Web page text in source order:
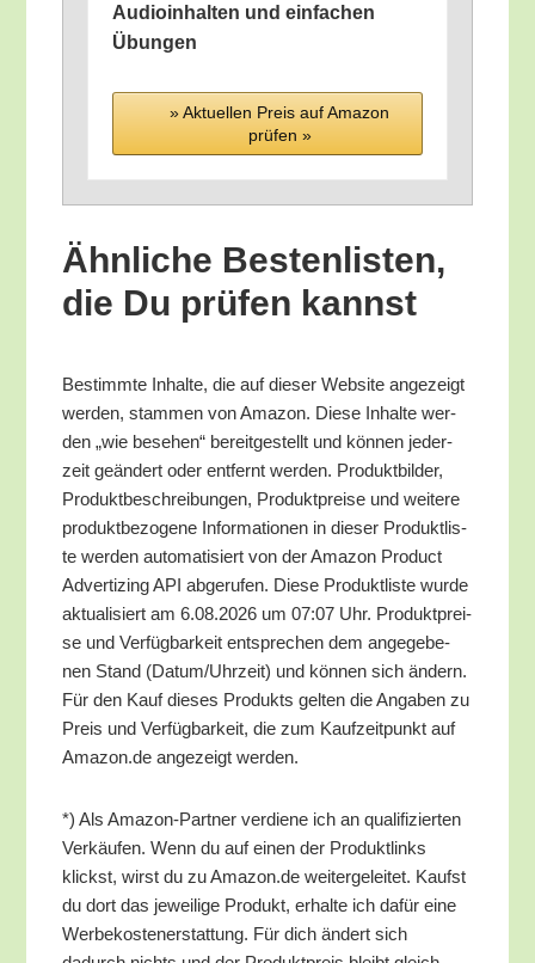
Audio­in­hal­ten und ein­fa­chen
Übungen
» Aktu­el­len Preis auf Ama­zon
prü­fen »
Ähn­li­che Bes­ten­lis­ten,
die Du prü­fen kannst
Bestimm­te Inhal­te, die auf die­ser Web­site ange­zeigt
wer­den, stam­men von Ama­zon. Die­se Inhal­te wer­
den „wie bese­hen“ bereit­ge­stellt und kön­nen jeder­
zeit geän­dert oder ent­fernt wer­den. Pro­dukt­bil­der,
Pro­dukt­be­schrei­bun­gen, Pro­dukt­prei­se und wei­te­re
pro­dukt­be­zo­ge­ne Infor­ma­tio­nen in die­ser Pro­dukt­lis­
te wer­den auto­ma­ti­siert von der Ama­zon Pro­duct
Adver­tiz­ing API abge­ru­fen. Die­se Pro­dukt­lis­te wur­de
aktua­li­siert am 6.08.2026 um 07:07 Uhr. Pro­dukt­prei­
se und Ver­füg­bar­keit ent­spre­chen dem ange­ge­be­
nen Stand (Datum/​Uhrzeit) und kön­nen sich ändern.
Für den Kauf die­ses Pro­dukts gel­ten die Anga­ben zu
Preis und Ver­füg­bar­keit, die zum Kauf­zeit­punkt auf
Amazon.de ange­zeigt werden.
*) Als Ama­zon-Part­ner ver­die­ne ich an qua­li­fi­zier­ten
Ver­käu­fen. Wenn du auf einen der Pro­dukt­links
klickst, wirst du zu Amazon.de wei­ter­ge­lei­tet. Kaufst
du dort das jewei­li­ge Pro­dukt, erhal­te ich dafür eine
Wer­be­kos­ten­er­stat­tung. Für dich ändert sich